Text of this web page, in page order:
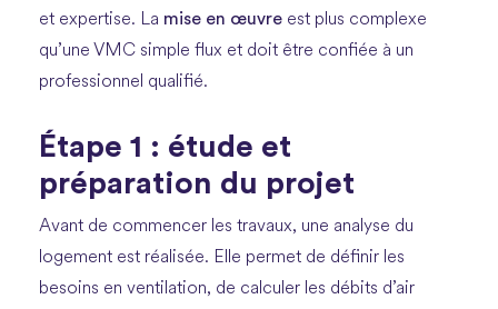
et expertise. La mise en œuvre est plus complexe
qu’une VMC simple flux et doit être confiée à un
professionnel qualifié.
Étape 1 : étude et
préparation du projet
Avant de commencer les travaux, une analyse du
logement est réalisée. Elle permet de définir les
besoins en ventilation, de calculer les débits d’air